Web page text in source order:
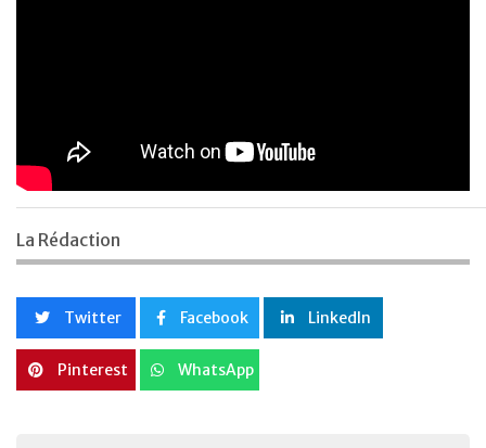
La Rédaction
Twitter Facebook LinkedIn
Pinterest WhatsApp